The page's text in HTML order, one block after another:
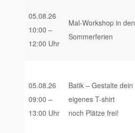
05.08.26
10:00 –
12:00 Uhr
Mal-Workshop in den
Sommerferien
05.08.26
09:00 –
13:00 Uhr
Batik – Gestalte dein
eigenes T-shirt
noch Plätze frei!